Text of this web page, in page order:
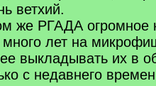
ветхий.
же РГАДА огромное
лет на
выкладывать их в
с недавнего